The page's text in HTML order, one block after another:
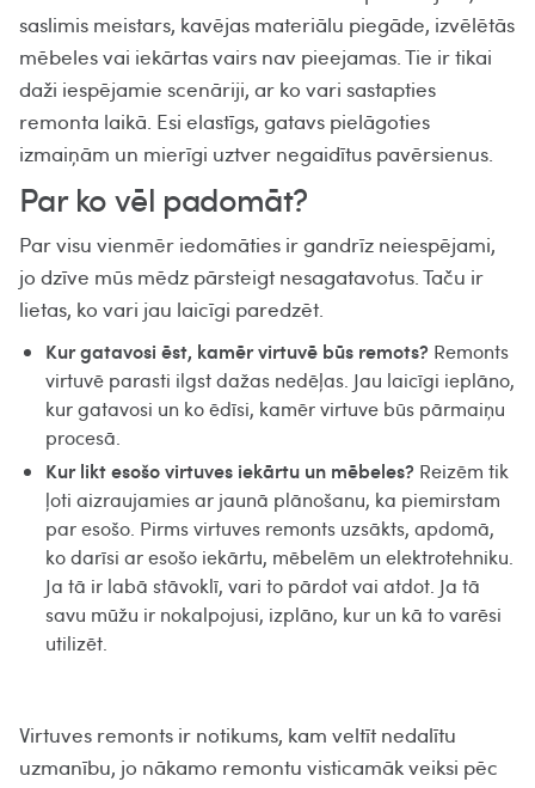
saslimis meistars, kavējas materiālu piegāde, izvēlētās
mēbeles vai iekārtas vairs nav pieejamas. Tie ir tikai
daži iespējamie scenāriji, ar ko vari sastapties
remonta laikā. Esi elastīgs, gatavs pielāgoties
izmaiņām un mierīgi uztver negaidītus pavērsienus.
Par ko vēl padomāt?
Par visu vienmēr iedomāties ir gandrīz neiespējami,
jo dzīve mūs mēdz pārsteigt nesagatavotus. Taču ir
lietas, ko vari jau laicīgi paredzēt.
Kur gatavosi ēst, kamēr virtuvē būs remots? Remonts
virtuvē parasti ilgst dažas nedēļas. Jau laicīgi ieplāno,
kur gatavosi un ko ēdīsi, kamēr virtuve būs pārmaiņu
procesā.
Kur likt esošo virtuves iekārtu un mēbeles? Reizēm tik
ļoti aizraujamies ar jaunā plānošanu, ka piemirstam
par esošo. Pirms virtuves remonts uzsākts, apdomā,
ko darīsi ar esošo iekārtu, mēbelēm un elektrotehniku.
Ja tā ir labā stāvoklī, vari to pārdot vai atdot. Ja tā
savu mūžu ir nokalpojusi, izplāno, kur un kā to varēsi
utilizēt.
Virtuves remonts ir notikums, kam veltīt nedalītu
uzmanību, jo nākamo remontu visticamāk veiksi pēc